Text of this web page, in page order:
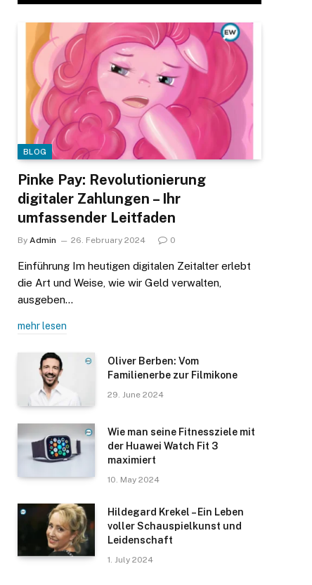
BLOG
Pinke Pay: Revolutionierung
digitaler Zahlungen – Ihr
umfassender Leitfaden
By Admin 26. February 2024 0
Einführung Im heutigen digitalen Zeitalter erlebt
die Art und Weise, wie wir Geld verwalten,
ausgeben…
mehr lesen
Oliver Berben: Vom
Familienerbe zur Filmikone
29. June 2024
Wie man seine Fitnessziele mit
der Huawei Watch Fit 3
maximiert
10. May 2024
Hildegard Krekel – Ein Leben
voller Schauspielkunst und
Leidenschaft
1. July 2024